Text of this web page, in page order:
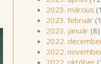
2023. március
2023. február
2023. január(8)
2022.
2022.
2022. október